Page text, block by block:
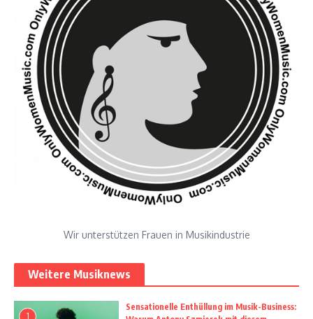
Wir unterstützen Frauen in Musikindustrie
Weitere Musiknews
1
Sensationelle Enthüllung im Musik-Business: